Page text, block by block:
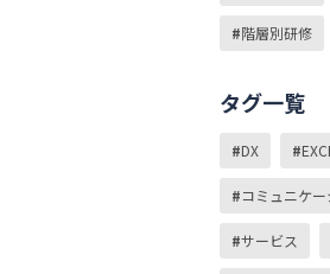
階層別研修
タグ一覧
DX
コミュニケー
サービス